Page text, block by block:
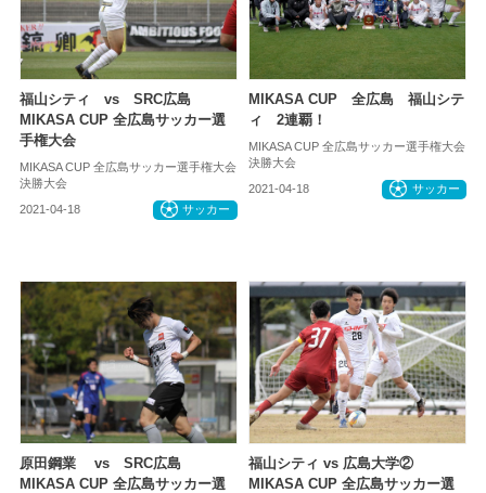
福山シティ vs SRC広島
MIKASA CUP 全広島サッカー選
手権大会
MIKASA CUP 全広島サッカー選手権大会
決勝大会
2021-04-18 サッカー
MIKASA CUP 全広島 福山シテ
ィ 2連覇！
MIKASA CUP 全広島サッカー選手権大会
決勝大会
2021-04-18 サッカー
原田鋼業 vs SRC広島
MIKASA CUP 全広島サッカー選
福山シティ vs 広島大学②
MIKASA CUP 全広島サッカー選